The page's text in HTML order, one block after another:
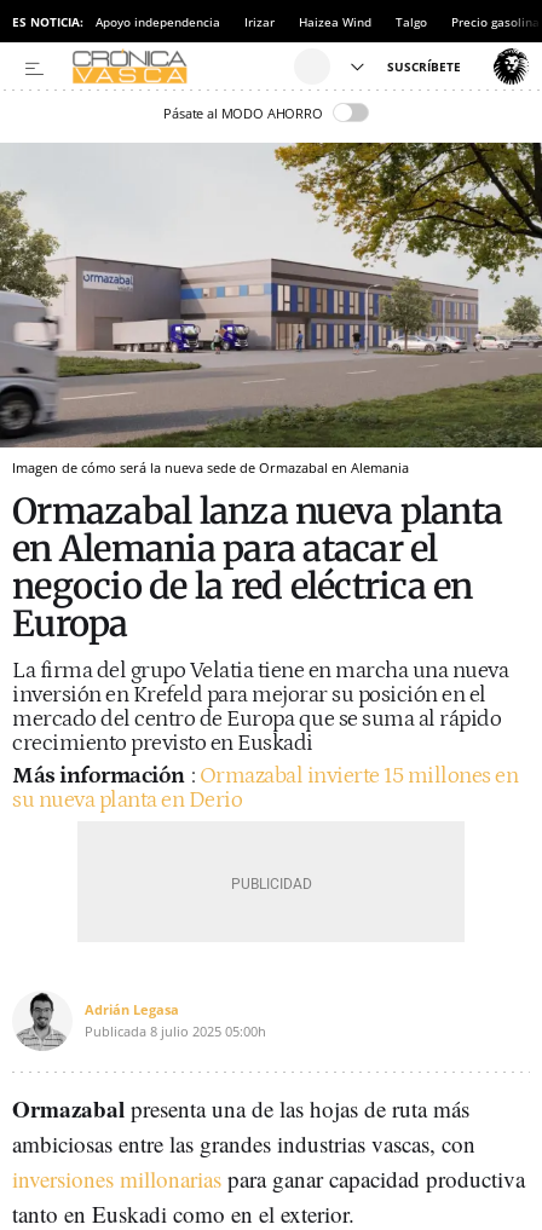
ES NOTICIA: Apoyo independencia Irizar Haizea Wind Talgo Precio gasolina
Pásate al MODO AHORRO
Imagen de cómo será la nueva sede de Ormazabal en Alemania
Ormazabal lanza nueva planta
en Alemania para atacar el
negocio de la red eléctrica en
Europa
La firma del grupo Velatia tiene en marcha una nueva
inversión en Krefeld para mejorar su posición en el
mercado del centro de Europa que se suma al rápido
crecimiento previsto en Euskadi
Más información : Ormazabal invierte 15 millones en
su nueva planta en Derio
Adrián Legasa
Publicada 8 julio 2025 05:00h
Ormazabal presenta una de las hojas de ruta más
ambiciosas entre las grandes industrias vascas, con
inversiones millonarias para ganar capacidad productiva
tanto en Euskadi como en el exterior.